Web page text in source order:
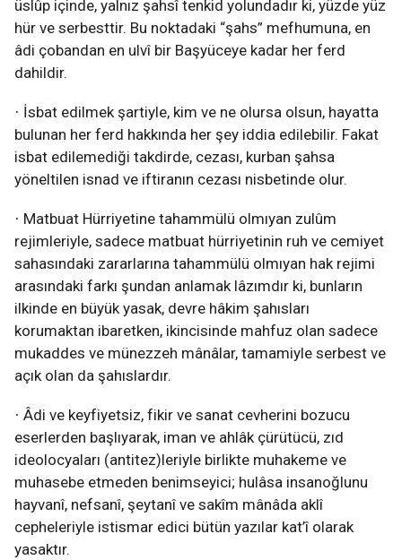
üslûp içinde, yalnız şahsî tenkid yolundadır ki, yüzde yüz
hür ve serbesttir. Bu noktadaki “şahs” mefhumuna, en
âdi çobandan en ulvî bir Başyüceye kadar her ferd
dahildir.
· İsbat edilmek şartiyle, kim ve ne olursa olsun, hayatta
bulunan her ferd hakkında her şey iddia edilebilir. Fakat
isbat edilemediği takdirde, cezası, kurban şahsa
yöneltilen isnad ve iftiranın cezası nisbetinde olur.
· Matbuat Hürriyetine tahammülü olmıyan zulûm
rejimleriyle, sadece matbuat hürriyetinin ruh ve cemiyet
sahasındaki zararlarına tahammülü olmıyan hak rejimi
arasındaki farkı şundan anlamak lâzımdır ki, bunların
ilkinde en büyük yasak, devre hâkim şahısları
korumaktan ibaretken, ikincisinde mahfuz olan sadece
mukaddes ve münezzeh mânâlar, tamamiyle serbest ve
açık olan da şahıslardır.
· Âdi ve keyfiyetsiz, fikir ve sanat cevherini bozucu
eserlerden başlıyarak, iman ve ahlâk çürütücü, zıd
ideolocyaları (antitez)leriyle birlikte muhakeme ve
muhasebe etmeden benimseyici; hulâsa insanoğlunu
hayvanî, nefsanî, şeytanî ve sakîm mânâda aklî
cepheleriyle istismar edici bütün yazılar kat’î olarak
yasaktır.